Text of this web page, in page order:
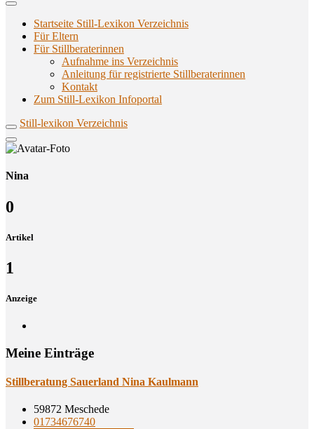
Startseite Still-Lexikon Verzeichnis
Für Eltern
Für Stillberaterinnen
Aufnahme ins Verzeichnis
Anlei­tung für regis­trier­te Stillberaterinnen
Kon­takt
Zum Still-Lexikon Infoportal
Still-lexikon Verzeichnis
Nina
0
Artikel
1
Anzeige
Meine Einträge
Still­be­ra­tung Sau­er­land Nina Kaulmann
59872 Meschede
01734676740